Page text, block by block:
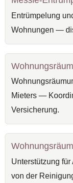
Entrümpelung
Wohnungen —
Mieters —
Versicherung.
Unterstützung
von der